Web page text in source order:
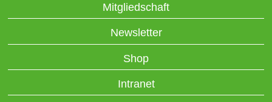
Mitgliedschaft
Newsletter
Shop
Intranet